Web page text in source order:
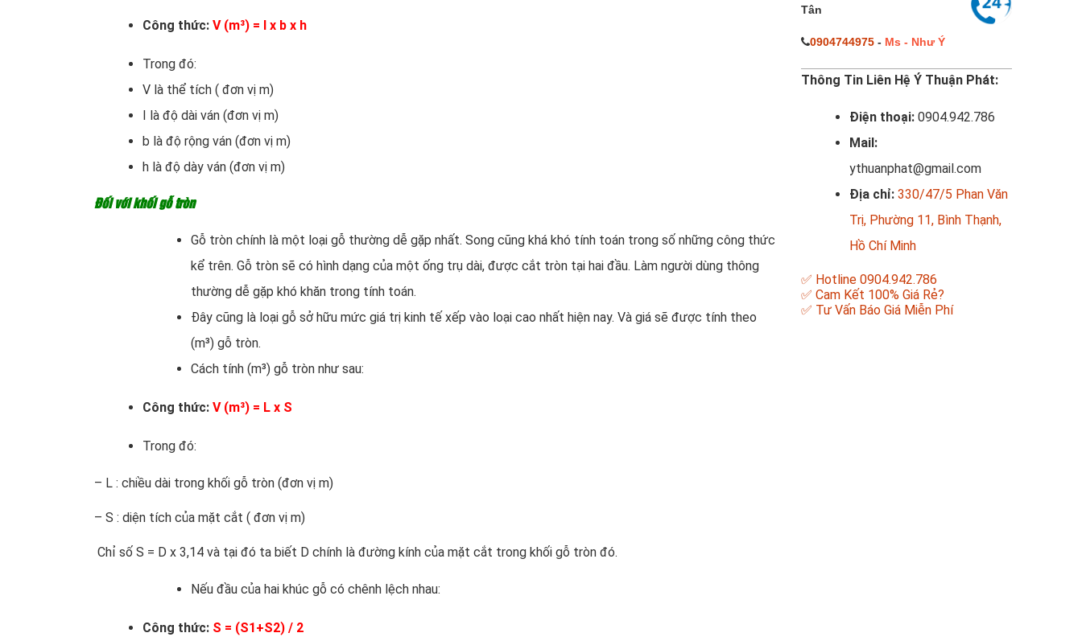
Công thức: V (m³) = I x b x h
Trong đó:
V là thể tích ( đơn vị m)
I là độ dài ván (đơn vị m)
b là độ rộng ván (đơn vị m)
h là độ dày ván (đơn vị m)
Đối với khối gỗ tròn
Gỗ tròn chính là một loại gỗ thường dễ gặp nhất. Song cũng khá khó tính toán trong số những công thức
kể trên. Gỗ tròn sẽ có hình dạng của một ống trụ dài, được cắt tròn tại hai đầu. Làm người dùng thông
thường dễ gặp khó khăn trong tính toán.
Đây cũng là loại gỗ sở hữu mức giá trị kinh tế xếp vào loại cao nhất hiện nay. Và giá sẽ được tính theo
(m³) gỗ tròn.
Cách tính (m³) gỗ tròn như sau:
Công thức: V (m³) = L x S
Trong đó:
– L : chiều dài trong khối gỗ tròn (đơn vị m)
– S : diện tích của mặt cắt ( đơn vị m)
Chỉ số S = D x 3,14 và tại đó ta biết D chính là đường kính của mặt cắt trong khối gỗ tròn đó.
Nếu đầu của hai khúc gỗ có chênh lệch nhau:
Công thức: S = (S1+S2) / 2
Tân
0904744975- Ms - Như Ý
Thông Tin Liên Hệ Ý Thuận Phát:
Điện thoại: 0904.942.786
Mail:
ythuanphat@gmail.com
Địa chỉ: 330/47/5 Phan Văn
Trị, Phường 11, Bình Thạnh,
Hồ Chí Minh
✅ Hotline 0904.942.786
✅ Cam Kết 100% Giá Rẻ?
✅ Tư Vấn Báo Giá Miễn Phí